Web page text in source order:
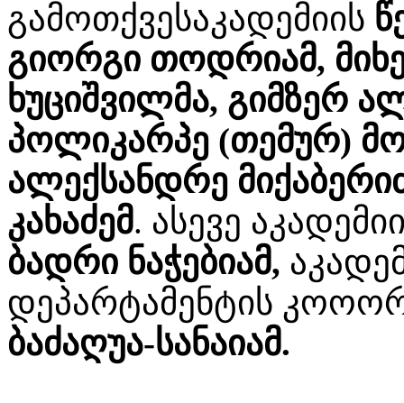
გამოთქვესაკადემიის
გიორგი თოდრიამ,
ხუციშვილმა, გიმზერ
პოლიკარპე (თემურ)
ალექსანდრე
კახაძემ. ასევე
ბადრი ნაჭებიამ,
დეპარტამენტის
ბაძაღუა-სანაიამ.